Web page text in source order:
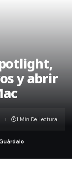
y abrir
1 Min De Lectura